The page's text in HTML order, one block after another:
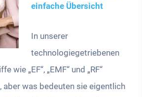
einfache Übersicht
In unserer
technologiegetriebenen
wie „EF“, „EMF“ und „RF“
aber was bedeuten sie eigentlich